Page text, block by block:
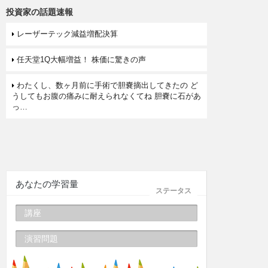
投資家の話題速報
レーザーテック減益増配決算
任天堂1Q大幅増益！ 株価に驚きの声
わたくし、数ヶ月前に手術で胆嚢摘出してきたの ど
うしてもお腹の痛みに耐えられなくてね 胆嚢に石があ
っ…
ステータス
あなたの学習量
講座
演習問題